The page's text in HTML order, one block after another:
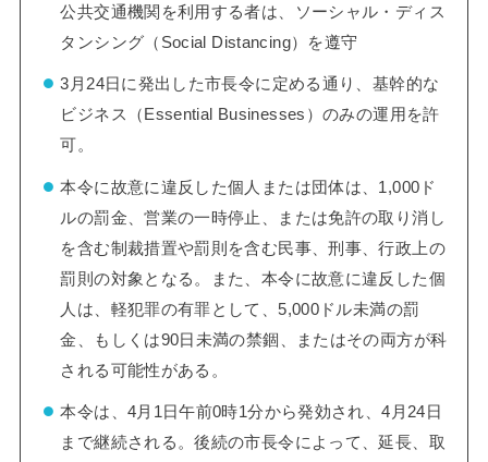
公共交通機関を利用する者は、ソーシャル・ディス
タンシング（Social Distancing）を遵守
3月24日に発出した市長令に定める通り、基幹的な
ビジネス（Essential Businesses）のみの運用を許
可。
本令に故意に違反した個人または団体は、1,000ド
ルの罰金、営業の一時停止、または免許の取り消し
を含む制裁措置や罰則を含む民事、刑事、行政上の
罰則の対象となる。また、本令に故意に違反した個
人は、軽犯罪の有罪として、5,000ドル未満の罰
金、もしくは90日未満の禁錮、またはその両方が科
される可能性がある。
本令は、4月1日午前0時1分から発効され、4月24日
まで継続される。後続の市長令によって、延長、取